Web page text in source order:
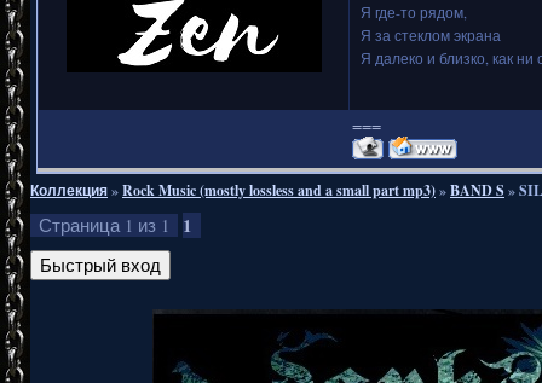
Я где-то рядом,
Я за стеклом экрана
Я далеко и близко, как ни
===
Коллекция»Rock Music (mostly lossless and a small part mp3)»BAND S »
Страница 1 из 1 1